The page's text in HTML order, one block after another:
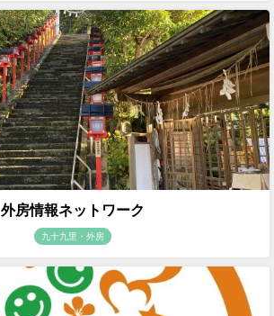
外房情報ネットワーク
九十九里・外房